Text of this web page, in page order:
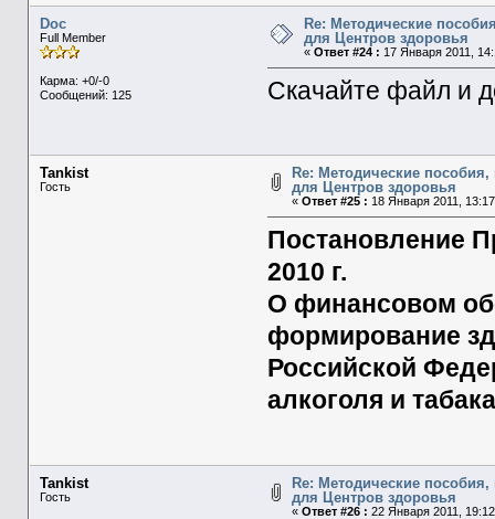
Doc
Full Member
Карма: +0/-0
Сообщений: 125
Re: Методические
для Центров здоровья
« Ответ #24 : 17 Января 2011,
Скачайте файл и
Tankist
Гость
Re: Методические пособия,
для Центров здоровья
« Ответ #25 : 18 Января 2011,
Постановление
2010 г.
О финансовом
формирование
Российской
алкоголя и
Tankist
Гость
Re: Методические пособия,
для Центров здоровья
« Ответ #26 : 22 Января 2011,